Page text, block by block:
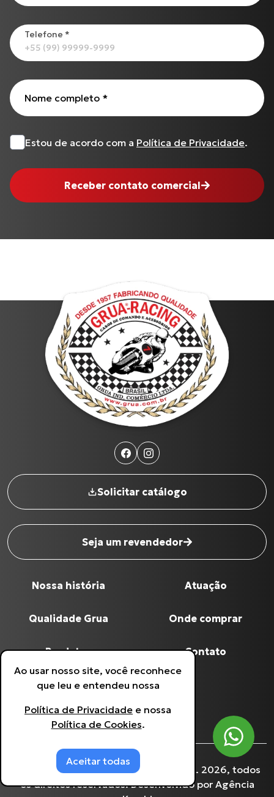
XL-883N Iron INJETADA
Todos os produtos
Telefone *
Nome completo *
Estou de acordo com a Política de Privacidade.
Receber contato comercial
Solicitar catálogo
Seja um revendedor
Nossa história
Qualidade Grua
Produtos
Política de Privacidade
Política de Cookies
Atuação
Onde comprar
Contato
Grua Racing - 60.641.933/0001-90. 2026, todos
os direitos reservados. Desenvolvido por Agência
Digite seu Email *
Digite seu Telefone *
Estou de acordo com a
Ao usar nosso site, você reconhece
que leu e entendeu nossa
Política de Privacidade e nossa
Política de Cookies.
Aceitar todas